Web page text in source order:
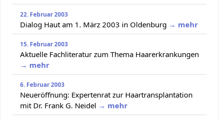
22. Februar 2003
Dialog Haut am 1. März 2003 in Oldenburg → mehr
15. Februar 2003
Aktuelle Fachliteratur zum Thema Haarerkrankungen
→ mehr
6. Februar 2003
Neueröffnung: Expertenrat zur Haartransplantation
mit Dr. Frank G. Neidel → mehr